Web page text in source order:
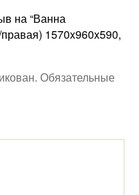
на “Ванна
1570x960x590,
Обязательные